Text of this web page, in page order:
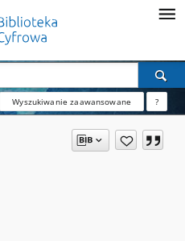
Wyszukiwanie zaawansowane ?